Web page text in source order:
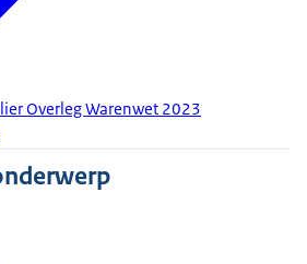
Overleg Warenwet 2023